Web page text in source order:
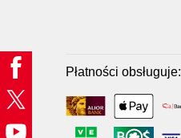
Płatności obsługuje: